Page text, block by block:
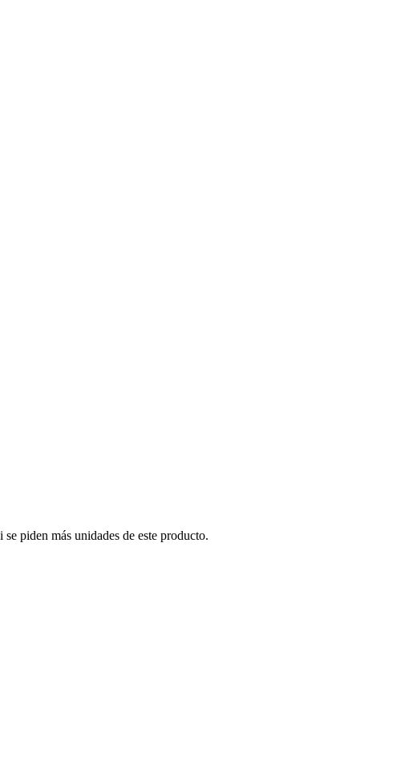
piden más unidades de este producto.